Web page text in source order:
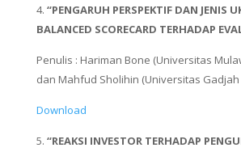
4. “PENGARUH PERSPEKTIF DAN JENIS
BALANCED SCORECARD TERHADAP
Penulis : Hariman Bone (Universitas
dan Mahfud Sholihin (Universitas Gadjah
Download
5. “REAKSI INVESTOR TERHADAP